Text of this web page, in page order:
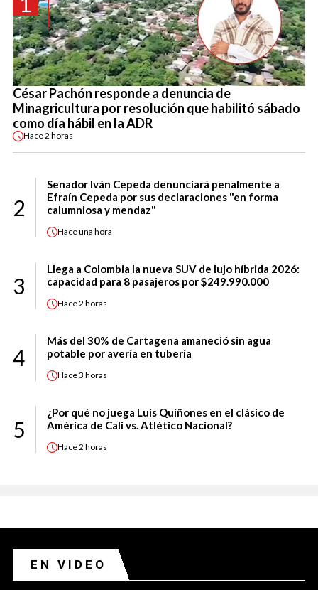
César Pachón responde a denuncia de
Minagricultura por resolución que habilitó sábado
como día hábil en la ADR
Hace2 horas
2
Senador Iván Cepeda denunciará penalmente a
Efraín Cepeda por sus declaraciones "en forma
calumniosa y mendaz"
Haceuna hora
3
Llega a Colombia la nueva SUV de lujo híbrida 2026:
capacidad para 8 pasajeros por $249.990.000
Hace2 horas
4
Más del 30% de Cartagena amaneció sin agua
potable por avería en tubería
Hace3 horas
5
¿Por qué no juega Luis Quiñones en el clásico de
América de Cali vs. Atlético Nacional?
Hace2 horas
EN VIDEO